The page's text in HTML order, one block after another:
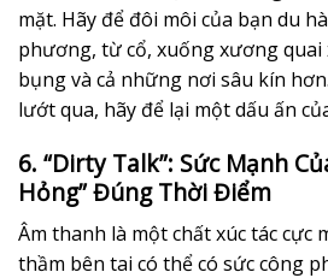
mặt. Hãy để đôi môi của bạn du
phương, từ cổ, xuống xương quai
bụng và cả những nơi sâu kín
lướt qua, hãy để lại một dấu ấn
6. “Dirty Talk”: Sức Mạnh
Hỏng” Đúng Thời Điểm
Âm thanh là một chất xúc tác cực
thầm bên tai có thể có sức công